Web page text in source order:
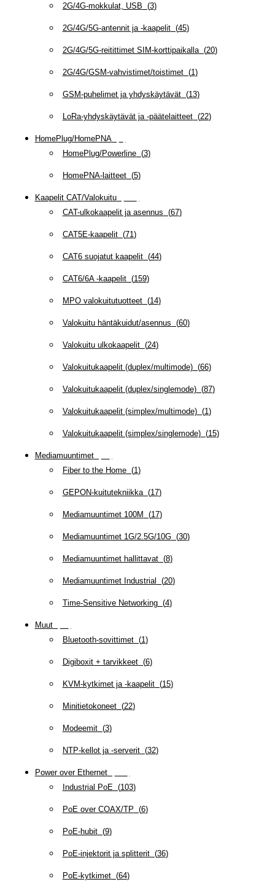
2G/4G-mokkulat, USB (3)
2G/4G/5G-antennit ja -kaapelit(45)
2G/4G/5G-reitittimet SIM-korttipaikalla(20)
2G/4G/GSM-vahvistimet/toistimet(1 )
GSM-puhelimet ja yhdyskäytävät(13)
LoRa-yhdyskäytävät ja -päätelaitteet(22)
HomePlug/HomePNA(
HomePlug/Powerline(3)
HomePNA-laitteet(5)
Kaapelit CAT/Valokuitu(
CAT-ulkokaapelit ja asennus (67)
CAT5E-kaapelit(71 )
CAT6 suojatut kaapelit(44)
CAT6/6A -kaapelit(159)
MPO valokuitutuotteet(14)
Valokuitu häntäkuidut/asennus (60)
Valokuitu ulkokaapelit(24)
Valokuitukaapelit (duplex/multimode)(66)
Valokuitukaapelit (duplex/singlemode)(87)
Valokuitukaapelit (simplex/multimode)(1 )
Valokuitukaapelit (simplex/singlemode)(15)
Mediamuuntimet(
Fiber to the Home(1 )
GEPON-kuitutekniikka(17)
Mediamuuntimet 100M (17)
Mediamuuntimet 1G/2.5G/10G(30)
Mediamuuntimet hallittavat(8)
Mediamuuntimet Industrial (20)
Time-Sensitive Networking(4)
Muut(
Bluetooth-sovittimet(1 )
Digiboxit + tarvikkeet(6)
KVM-kytkimet ja -kaapelit(15)
Minitietokoneet(22)
Modeemit(3)
NTP-kellot ja -serverit(32)
Power over Ethernet(
Industrial PoE (103)
PoE over COAX/TP (6)
PoE-hubit(9)
PoE-injektorit ja splitterit(36)
PoE-kytkimet(64)